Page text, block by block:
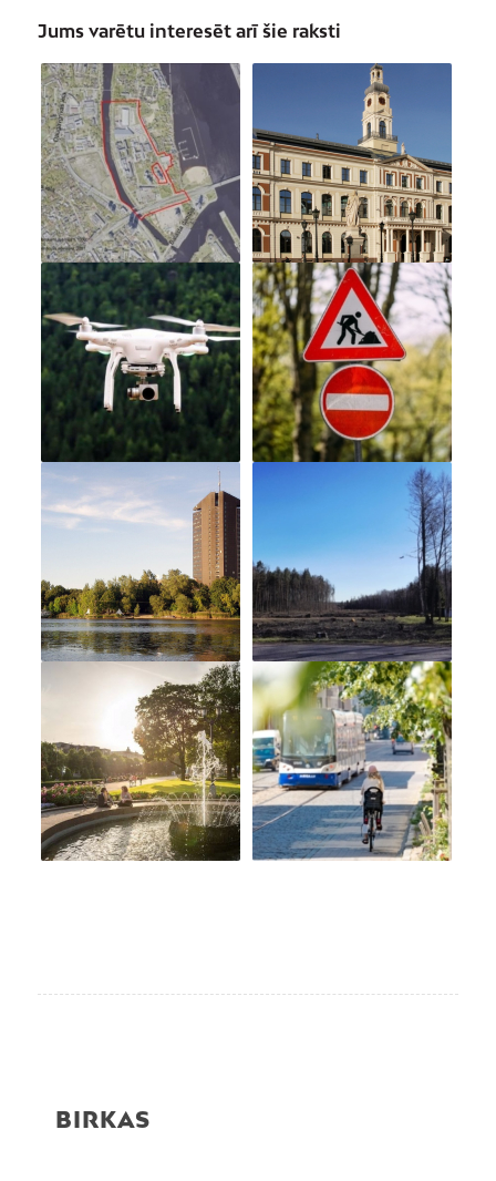
Jums varētu interesēt arī šie raksti
BIRKAS